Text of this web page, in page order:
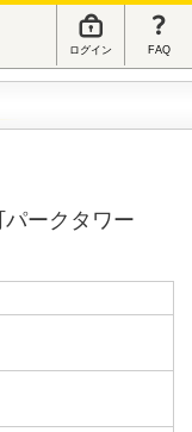
ログイン FAQ
ークタワー